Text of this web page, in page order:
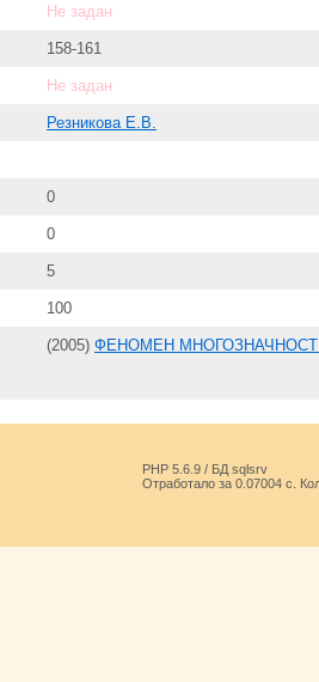
Не задан
158-161
Не задан
Резникова Е.В.
0
0
5
100
(2005) ФЕНОМЕН
PHP 5.6.9 / БД sqlsrv
Отработало за 0.07004 с.